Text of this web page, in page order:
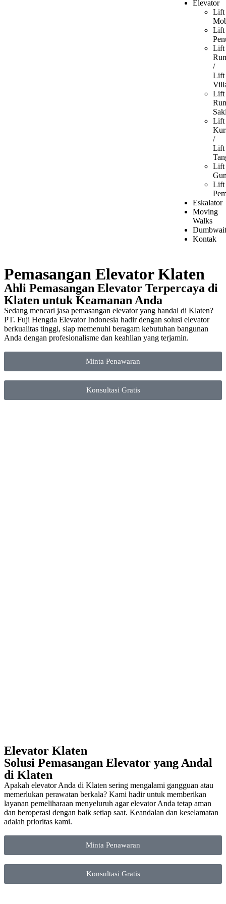
Elevator
Lift
Lift
Lift
/
Lift
Lift
Lift
/
Lift
Lift
Lift
Eskalator
Moving
Walks
Kontak
Pemasangan Elevator Klaten
Ahli Pemasangan Elevator Terpercaya di
Klaten untuk Keamanan Anda
Sedang mencari jasa pemasangan elevator yang handal di Klaten?
PT. Fuji Hengda Elevator Indonesia hadir dengan solusi elevator
berkualitas tinggi, siap memenuhi beragam kebutuhan bangunan
Anda dengan profesionalisme dan keahlian yang terjamin.
Minta Penawaran
Konsultasi Gratis
Elevator Klaten
Solusi Pemasangan Elevator yang Andal
di Klaten
Apakah elevator Anda di Klaten sering mengalami gangguan atau
memerlukan perawatan berkala? Kami hadir untuk memberikan
layanan pemeliharaan menyeluruh agar elevator Anda tetap aman
dan beroperasi dengan baik setiap saat. Keandalan dan keselamatan
adalah prioritas kami.
Minta Penawaran
Konsultasi Gratis